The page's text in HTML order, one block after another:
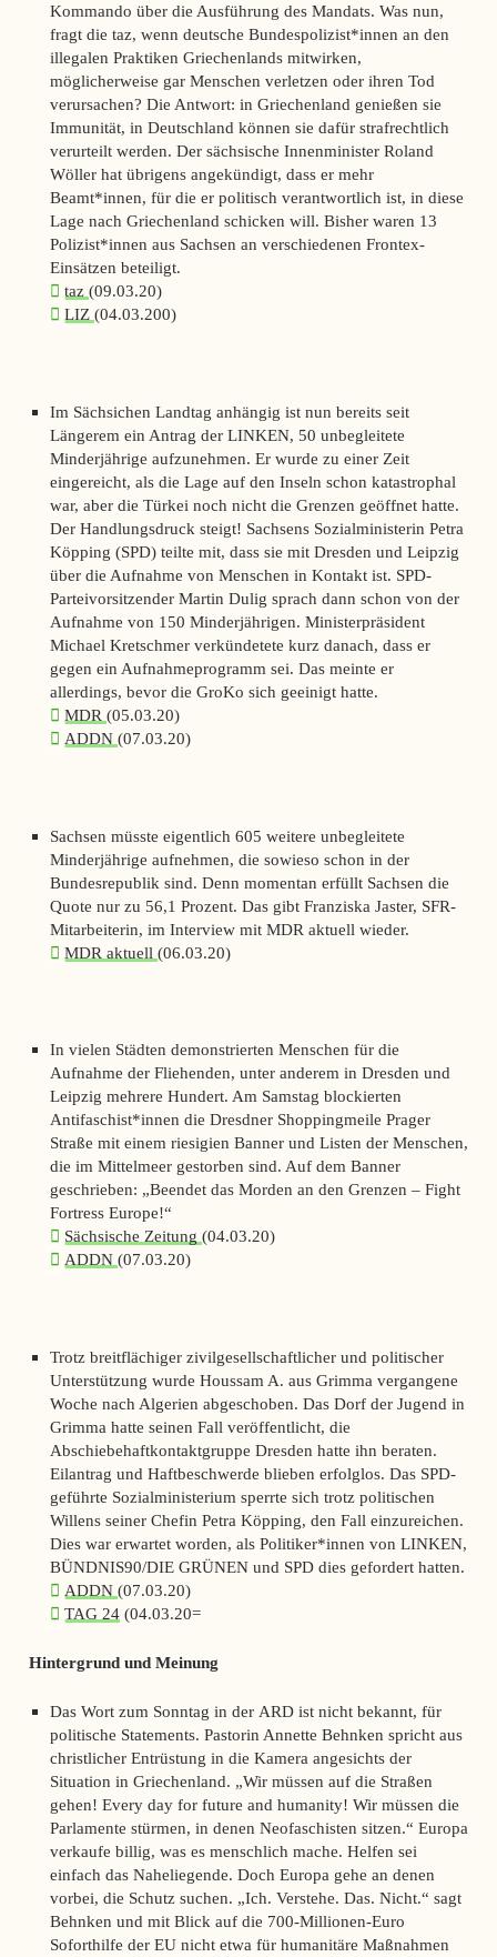
Kommando über die Ausführung des Mandats. Was nun,
fragt die taz, wenn deutsche Bundespolizist*innen an den
illegalen Praktiken Griechenlands mitwirken,
möglicherweise gar Menschen verletzen oder ihren Tod
verursachen? Die Antwort: in Griechenland genießen sie
Immunität, in Deutschland können sie dafür strafrechtlich
verurteilt werden. Der sächsische Innenminister Roland
Wöller hat übrigens angekündigt, dass er mehr
Beamt*innen, für die er politisch verantwortlich ist, in diese
Lage nach Griechenland schicken will. Bisher waren 13
Polizist*innen aus Sachsen an verschiedenen Frontex-
Einsätzen beteiligt.
taz(09.03.20)
LIZ(04.03.200)
Im Sächsichen Landtag anhängig ist nun bereits seit
Längerem ein Antrag der LINKEN, 50 unbegleitete
Minderjährige aufzunehmen. Er wurde zu einer Zeit
eingereicht, als die Lage auf den Inseln schon katastrophal
war, aber die Türkei noch nicht die Grenzen geöffnet hatte.
Der Handlungsdruck steigt! Sachsens Sozialministerin Petra
Köpping (SPD) teilte mit, dass sie mit Dresden und Leipzig
über die Aufnahme von Menschen in Kontakt ist. SPD-
Parteivorsitzender Martin Dulig sprach dann schon von der
Aufnahme von 150 Minderjährigen. Ministerpräsident
Michael Kretschmer verkündetete kurz danach, dass er
gegen ein Aufnahmeprogramm sei. Das meinte er
allerdings, bevor die GroKo sich geeinigt hatte.
MDR(05.03.20)
ADDN(07.03.20)
Sachsen müsste eigentlich 605 weitere unbegleitete
Minderjährige aufnehmen, die sowieso schon in der
Bundesrepublik sind. Denn momentan erfüllt Sachsen die
Quote nur zu 56,1 Prozent. Das gibt Franziska Jaster, SFR-
Mitarbeiterin, im Interview mit MDR aktuell wieder.
MDR aktuell(06.03.20)
In vielen Städten demonstrierten Menschen für die
Aufnahme der Fliehenden, unter anderem in Dresden und
Leipzig mehrere Hundert. Am Samstag blockierten
Antifaschist*innen die Dresdner Shoppingmeile Prager
Straße mit einem riesigien Banner und Listen der Menschen,
die im Mittelmeer gestorben sind. Auf dem Banner
geschrieben: „Beendet das Morden an den Grenzen – Fight
Fortress Europe!“
Sächsische Zeitung(04.03.20)
ADDN(07.03.20)
Trotz breitflächiger zivilgesellschaftlicher und politischer
Unterstützung wurde Houssam A. aus Grimma vergangene
Woche nach Algerien abgeschoben. Das Dorf der Jugend in
Grimma hatte seinen Fall veröffentlicht, die
Abschiebehaftkontaktgruppe Dresden hatte ihn beraten.
Eilantrag und Haftbeschwerde blieben erfolglos. Das SPD-
geführte Sozialministerium sperrte sich trotz politischen
Willens seiner Chefin Petra Köpping, den Fall einzureichen.
Dies war erwartet worden, als Politiker*innen von LINKEN,
BÜNDNIS90/DIE GRÜNEN und SPD dies gefordert hatten.
ADDN(07.03.20)
TAG 24 (04.03.20=
Hintergrund und Meinung
Das Wort zum Sonntag in der ARD ist nicht bekannt, für
politische Statements. Pastorin Annette Behnken spricht aus
christlicher Entrüstung in die Kamera angesichts der
Situation in Griechenland. „Wir müssen auf die Straßen
gehen! Every day for future and humanity! Wir müssen die
Parlamente stürmen, in denen Neofaschisten sitzen.“ Europa
verkaufe billig, was es menschlich mache. Helfen sei
einfach das Naheliegende. Doch Europa gehe an denen
vorbei, die Schutz suchen. „Ich. Verstehe. Das. Nicht.“ sagt
Behnken und mit Blick auf die 700-Millionen-Euro
Soforthilfe der EU nicht etwa für humanitäre Maßnahmen